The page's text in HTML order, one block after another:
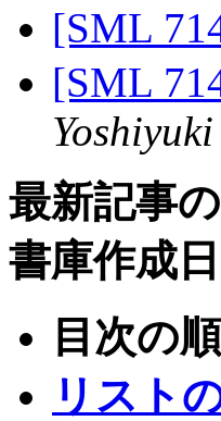
[SML
[SML
最新記事
書庫作成
目次の
リスト